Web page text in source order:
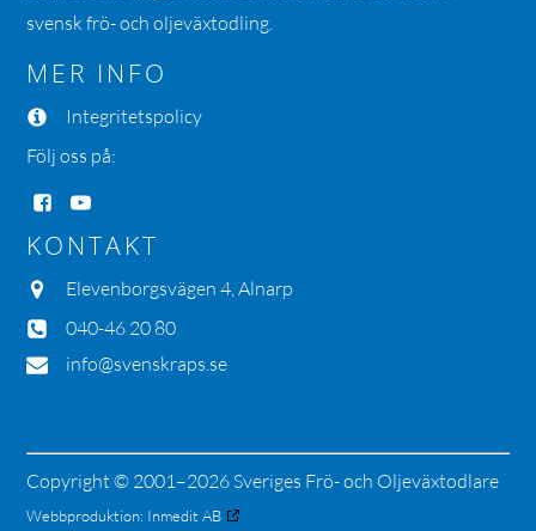
svensk frö- och oljeväxtodling.
MER INFO
Integritetspolicy
Följ oss på:
KONTAKT
Elevenborgsvägen 4, Alnarp
040-46 20 80
info@svenskraps.se
Copyright © 2001–2026 Sveriges Frö- och Oljeväxtodlare
Webbproduktion: Inmedit AB